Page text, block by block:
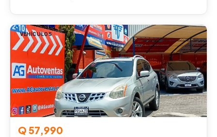
VEHÍCULOS
Q 57,990